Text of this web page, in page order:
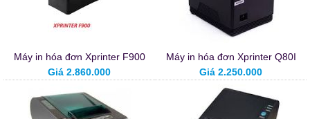
Máy in hóa đơn Xprinter F900
Giá 2.860.000
Máy in hóa đơn Xprinter Q80I
Giá 2.250.000